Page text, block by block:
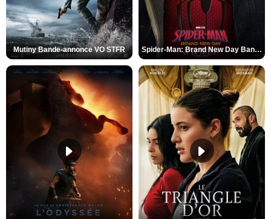
Mutiny Bande-annonce VO STFR Spider-Man: Brand New Day Bande-annonce VO STFR